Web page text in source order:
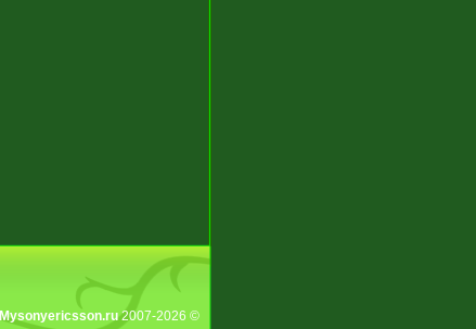
Mysonyericsson.ru2007-2026 ©